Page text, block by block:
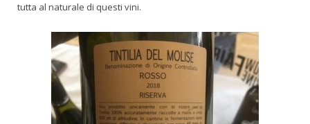
tutta al naturale di questi vini.